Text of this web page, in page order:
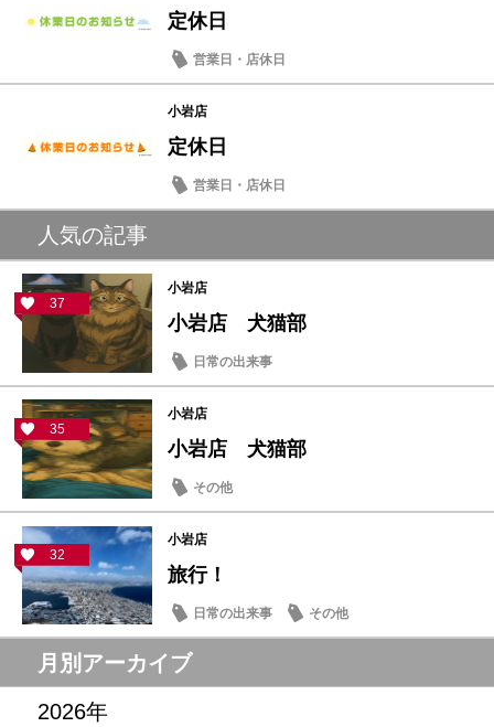
定休日
営業日・店休日
小岩店
定休日
営業日・店休日
人気の記事
37
小岩店
小岩店 犬猫部
日常の出来事
35
小岩店
小岩店 犬猫部
その他
32
小岩店
旅行！
日常の出来事 その他
月別アーカイブ
2026年